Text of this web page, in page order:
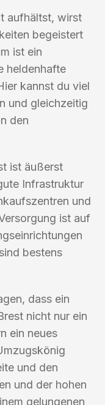
aufhältst, wirst
begeistert
ist ein
heldenhafte
kannst du viel
und gleichzeitig
den
ist äußerst
Infrastruktur
und
ist auf
bestens
dass ein
nicht nur ein
ein neues
und den
und der hohen
gelungenen